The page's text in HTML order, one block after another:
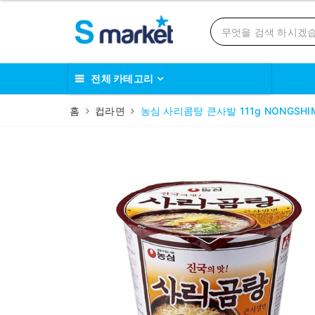
전체 카테고리
홈 컵라면 농심 사리콤탕 큰사발 111g